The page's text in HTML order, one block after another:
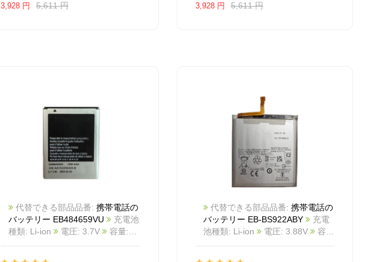
3,928 円 5,611 円 3,928 円 5,611 円
代替できる部品品番: 携帯電話の
バッテリー EB484659VU
充電池
種類: Li-ion
電圧: 3.7V
代替できる部品品番: 携帯電話の
バッテリー EB-BS922ABY
充電
池種類: Li-ion
電圧: 3.88V
容